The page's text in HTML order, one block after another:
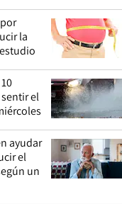
la
el
ayudar
el
un